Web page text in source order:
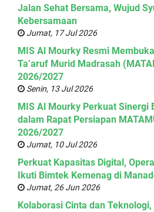
Jalan Sehat Bersama, Wujud
Kebersamaan
Jumat, 17 Jul 2026
MIS Al Mourky Resmi
Ta’aruf Murid Madrasah
2026/2027
Senin, 13 Jul 2026
MIS Al Mourky Perkuat Sinergi
dalam Rapat Persiapan
2026/2027
Jumat, 10 Jul 2026
Perkuat Kapasitas Digital,
Ikuti Bimtek Kemenag di
Jumat, 26 Jun 2026
Kolaborasi Cinta dan